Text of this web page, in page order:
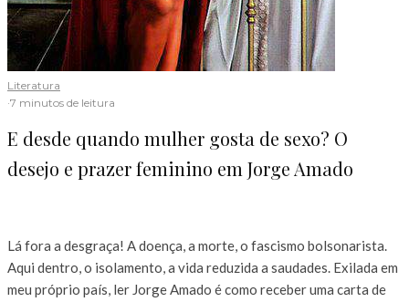
Literatura
·7 minutos de leitura
E desde quando mulher gosta de sexo? O
desejo e prazer feminino em Jorge Amado
Lá fora a desgraça! A doença, a morte, o fascismo bolsonarista.
Aqui dentro, o isolamento, a vida reduzida a saudades. Exilada em
meu próprio país, ler Jorge Amado é como receber uma carta de